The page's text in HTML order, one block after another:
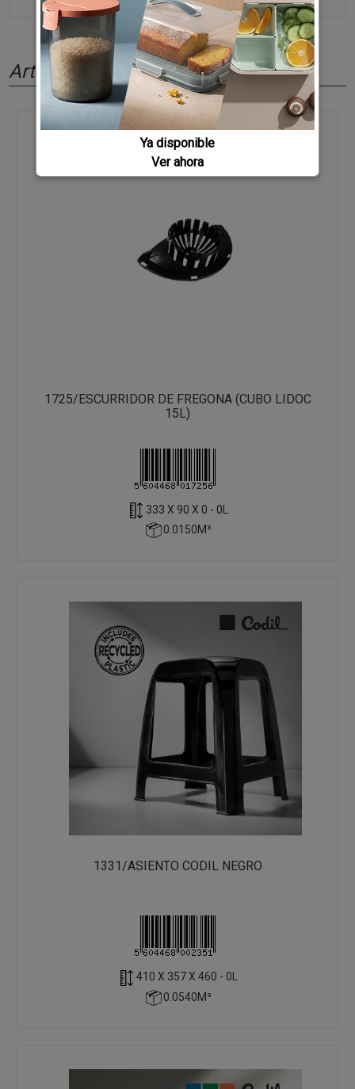
Artículos relacionados
1725/ESCURRIDOR DE FREGONA (CUBO LIDOC
15L)
333 X 90 X 0 - 0L
0.0150M³
1331/ASIENTO CODIL NEGRO
410 X 357 X 460 - 0L
0.0540M³
Ya disponible
Ver ahora